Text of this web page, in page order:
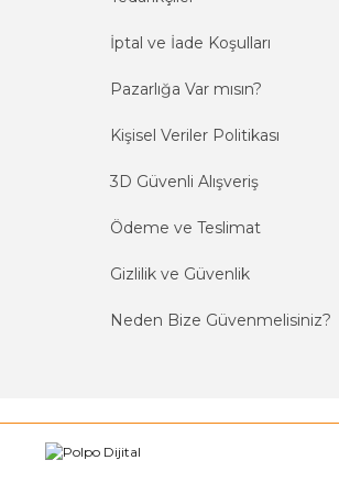
İptal ve İade Koşulları
Pazarlığa Var mısın?
Kişisel Veriler Politikası
3D Güvenli Alışveriş
Ödeme ve Teslimat
Gizlilik ve Güvenlik
Neden Bize Güvenmelisiniz?